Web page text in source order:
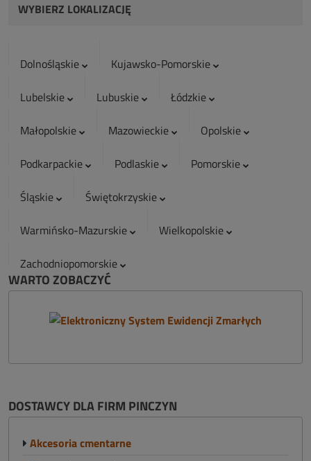
WYBIERZ LOKALIZACJĘ
Dolnośląskie
Kujawsko-Pomorskie
Lubelskie
Lubuskie
Łódzkie
Małopolskie
Mazowieckie
Opolskie
Podkarpackie
Podlaskie
Pomorskie
Śląskie
Świętokrzyskie
Warmińsko-Mazurskie
Wielkopolskie
Zachodniopomorskie
WARTO ZOBACZYĆ
DOSTAWCY DLA FIRM PINCZYN
Akcesoria cmentarne